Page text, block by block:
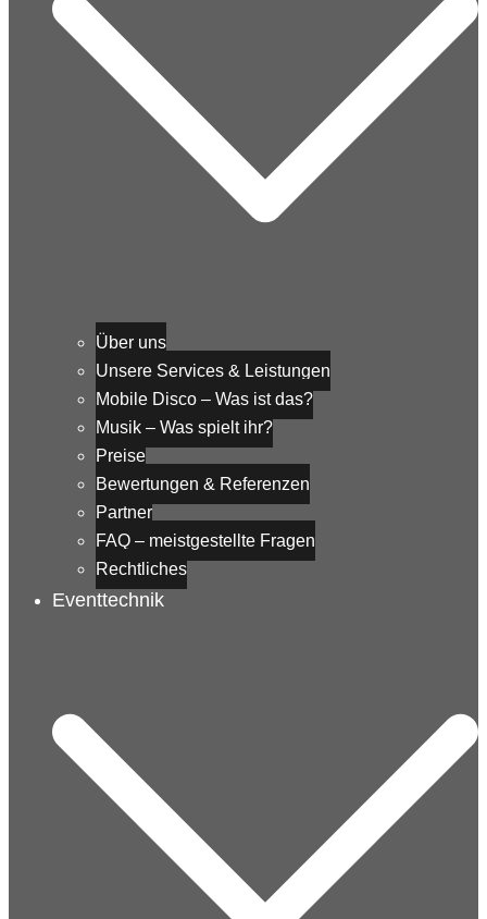
Über uns
Unsere Services & Leistungen
Mobile Disco – Was ist das?
Musik – Was spielt ihr?
Preise
Bewertungen & Referenzen
Partner
FAQ – meistgestellte Fragen
Rechtliches
Eventtechnik